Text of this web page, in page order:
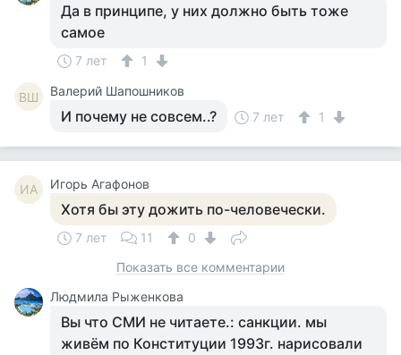
Да в принципе, у них должно быть тоже
самое
7 лет 1
ВШ Валерий Шапошников
И почему не совсем..? 7 лет 1
ИА Игорь Агафонов
Хотя бы эту дожить по-человечески.
7 лет 11
0
Показать все комментарии
Людмила Рыженкова
Вы что СМИ не читаете.: санкции. мы
живём по Конституции 1993г. нарисовали